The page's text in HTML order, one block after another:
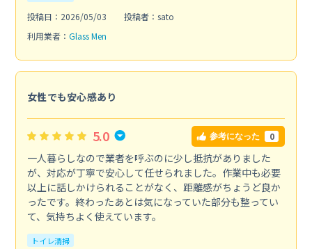
投稿日：2026/05/03
投稿者：sato
利用業者： Glass Men
女性でも安心感あり
5.0 参考になった 0
一人暮らしなので業者を呼ぶのに少し抵抗がありました
が、対応が丁寧で安心して任せられました。作業中も必要
以上に話しかけられることがなく、距離感がちょうど良か
ったです。終わったあとは気になっていた部分も整ってい
て、気持ちよく使えています。
トイレ清掃